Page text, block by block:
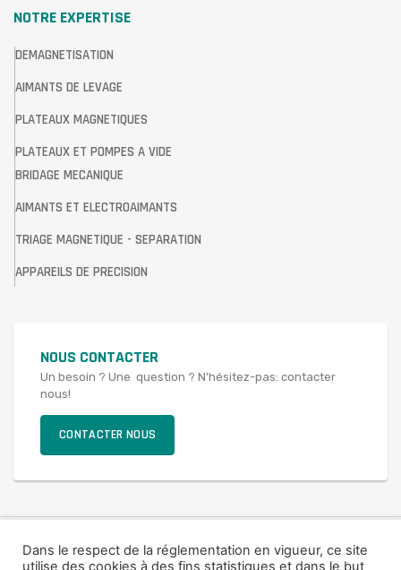
NOTRE EXPERTISE
DEMAGNETISATION
AIMANTS DE LEVAGE
PLATEAUX MAGNETIQUES
PLATEAUX ET POMPES A VIDE
BRIDAGE MECANIQUE
AIMANTS ET ELECTROAIMANTS
TRIAGE MAGNETIQUE - SEPARATION
APPAREILS DE PRECISION
NOUS CONTACTER
Un besoin ? Une question ? N’hésitez-pas: contacter
nous!
CONTACTER NOUS
© 2021 SAV FRANCE
Dans le respect de la réglementation en vigueur, ce site
utilise des cookies à des fins statistiques et dans le but